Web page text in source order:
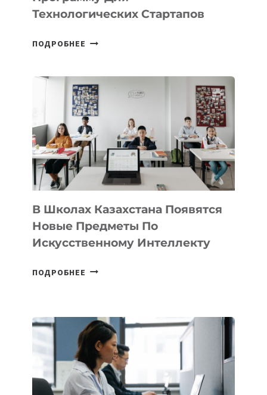
ПРЕДПРИНИМАТЕЛЬСТВО
Технологических Стартапов
ПОДРОБНЕЕ ОТКРЫТ
DEAL
VELOCITY
BY
MOST
—
МЕЖДУНАРОДНУЮ
ПРОГРАММУ
ДЛЯ
ТЕХНОЛОГИЧЕСКИХ
В Школах Казахстана Появятся
Новые Предметы По
Искусственному Интеллекту
ПОДРОБНЕЕ
НОВЫЕ
ПРЕДМЕТЫ
ПО
ИСКУССТВЕННОМУ
ИНТЕЛЛЕКТУ